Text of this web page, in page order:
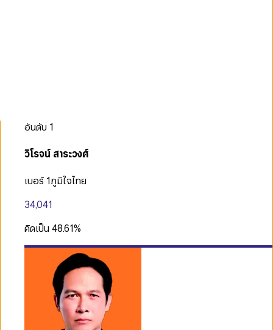
อันดับ 1
วิโรจน์ สาระวงศ์
เบอร์ 1ภูมิใจไทย
34,041
คิดเป็น48.61%